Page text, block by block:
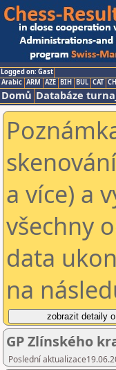
Logged on: Gast
Arabic ARM AZE BIH BUL CAT
Domů Databáze
a více) a
všechny
data
na
GP Zlínského
Poslední